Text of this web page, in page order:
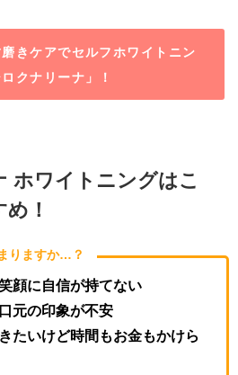
きケアでセルフホワイトニン
クナリーナ」！
ホワイトニングはこ
！
りますか…？
顔に自信が持てない
元の印象が不安
たいけど時間もお金もかけら